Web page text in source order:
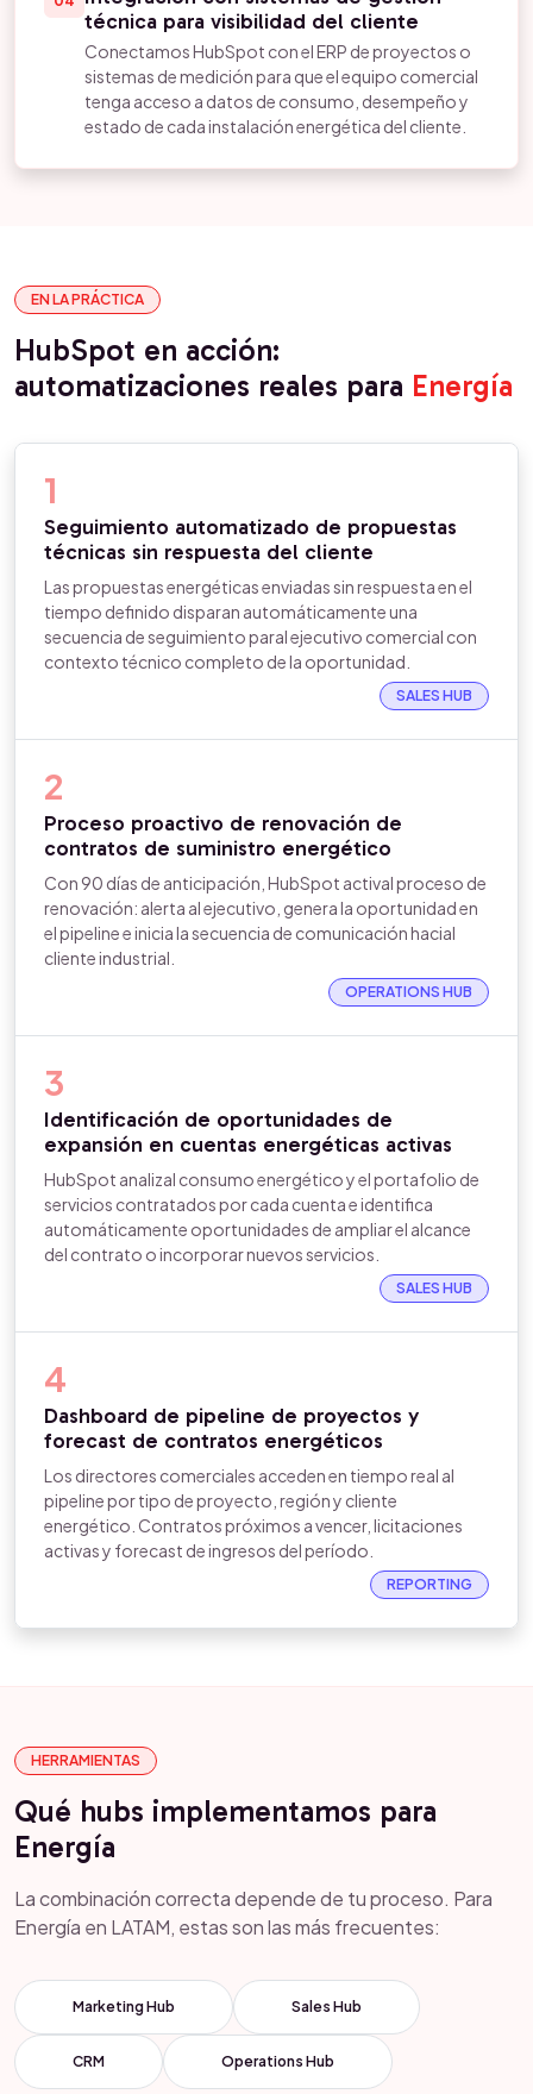
técnica para visibilidad del cliente
Conectamos HubSpot con el ERP de proyectos o
sistemas de medición para que el equipo comercial
tenga acceso a datos de consumo, desempeño y
estado de cada instalación energética del cliente.
EN LA PRÁCTICA
HubSpot en acción:
automatizaciones reales para Energía
1
Seguimiento automatizado de propuestas
técnicas sin respuesta del cliente
Las propuestas energéticas enviadas sin respuesta en el
tiempo definido disparan automáticamente una
secuencia de seguimiento paral ejecutivo comercial con
contexto técnico completo de la oportunidad.
SALES HUB
2
Proceso proactivo de renovación de
contratos de suministro energético
Con 90 días de anticipación, HubSpot actival proceso de
renovación: alerta al ejecutivo, genera la oportunidad en
el pipeline e inicia la secuencia de comunicación hacial
cliente industrial.
OPERATIONS HUB
3
Identificación de oportunidades de
expansión en cuentas energéticas activas
HubSpot analizal consumo energético y el portafolio de
servicios contratados por cada cuenta e identifica
automáticamente oportunidades de ampliar el alcance
del contrato o incorporar nuevos servicios.
SALES HUB
4
Dashboard de pipeline de proyectos y
forecast de contratos energéticos
Los directores comerciales acceden en tiempo real al
pipeline por tipo de proyecto, región y cliente
energético. Contratos próximos a vencer, licitaciones
activas y forecast de ingresos del período.
REPORTING
HERRAMIENTAS
Qué hubs implementamos para
Energía
La combinación correcta depende de tu proceso. Para
Energía en LATAM, estas son las más frecuentes:
Marketing Hub Sales Hub
CRM Operations Hub